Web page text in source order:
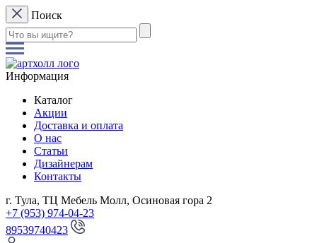
Поиск
Информация
Каталог
Акции
Доставка и оплата
О нас
Статьи
Дизайнерам
Контакты
г. Тула, ТЦ Мебель Молл, Осиновая гора 2
+7 (953) 974-04-23
89539740423